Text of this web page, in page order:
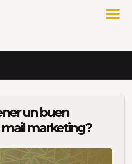
un buen
marketing?